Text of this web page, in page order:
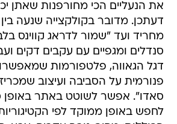
את הנעליים הכי מחורפנות שאתן
דעתכן. מדובר בקולקצייה שנעה
מחריד ועד "שמור לדראג קווינס
סנדלים ומגפיים עם עקבים דקים
דגל הגאווה, פלטפורמות
פנורמית על הסביבה ועיצוב
סאדו". אפשר לשוטט באתר באופן
לחפש באופן ממוקד לפי